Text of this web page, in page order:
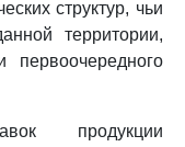
структур, чьи
территории,
продукции